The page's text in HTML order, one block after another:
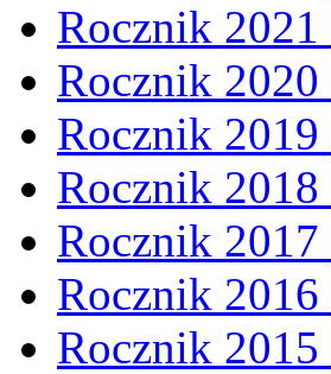
Rocznik
Rocznik
Rocznik
Rocznik
Rocznik
Rocznik
Rocznik